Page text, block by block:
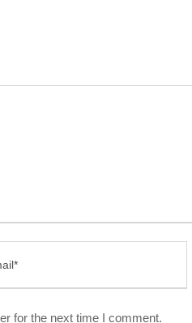
for the next time I comment.